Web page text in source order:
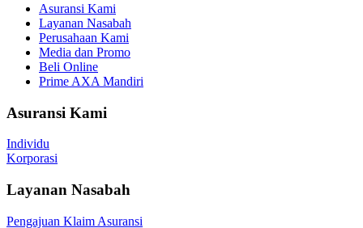
Asuransi Kami
Layanan Nasabah
Perusahaan Kami
Media dan Promo
Beli Online
Prime AXA Mandiri
Asuransi Kami
Individu
Korporasi
Layanan Nasabah
Pengajuan Klaim Asuransi